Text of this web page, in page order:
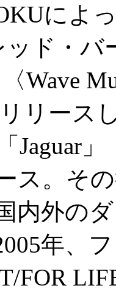
によ
ド・バ
Wave
リリー
Jaguar
ス。そ
内外の
年、
FOR